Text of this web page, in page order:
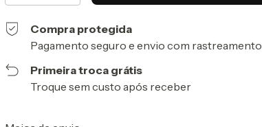
Compra protegida
Pagamento seguro e envio com rastreamento
Primeira troca grátis
Troque sem custo após receber
Entregas para o CEP: